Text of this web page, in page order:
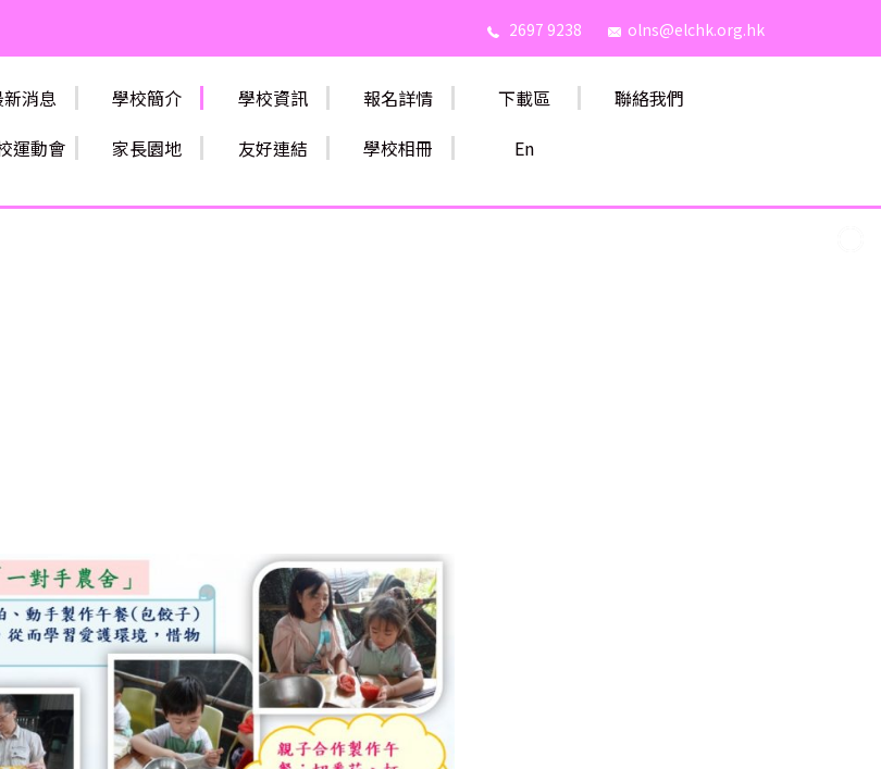
2697 9238 olns@elchk.org.hk
新消息 學校簡介 學校資訊 報名詳情 下載區
聯絡我們
運動會
家長園地 友好連結 學校相冊 En